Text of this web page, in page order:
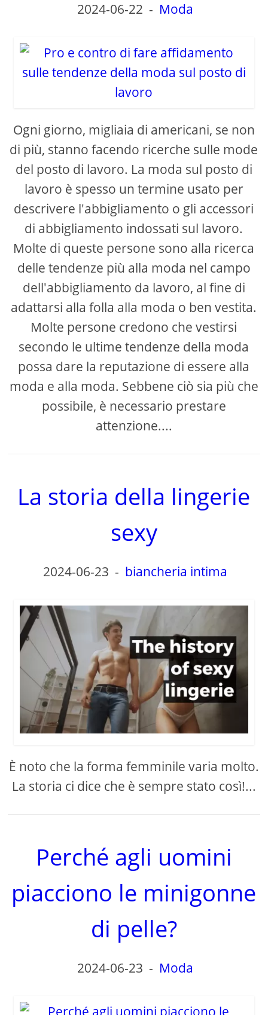
2024-06-22 - Moda
Ogni giorno, migliaia di americani, se non
di più, stanno facendo ricerche sulle mode
del posto di lavoro. La moda sul posto di
lavoro è spesso un termine usato per
descrivere l'abbigliamento o gli accessori
di abbigliamento indossati sul lavoro.
Molte di queste persone sono alla ricerca
delle tendenze più alla moda nel campo
dell'abbigliamento da lavoro, al fine di
adattarsi alla folla alla moda o ben vestita.
Molte persone credono che vestirsi
secondo le ultime tendenze della moda
possa dare la reputazione di essere alla
moda e alla moda. Sebbene ciò sia più che
possibile, è necessario prestare
attenzione....
La storia della lingerie
sexy
2024-06-23 - biancheria intima
È noto che la forma femminile varia molto.
La storia ci dice che è sempre stato così!...
Perché agli uomini
piacciono le minigonne
di pelle?
2024-06-23 - Moda